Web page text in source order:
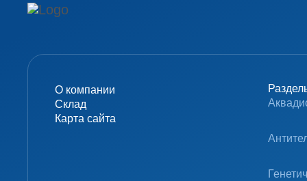
О компании
Склад
Карта сайта